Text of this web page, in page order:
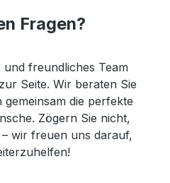
Fragen?
freundliches Team
Seite. Wir beraten Sie
die perfekte
Zögern Sie nicht,
wir freuen uns darauf,